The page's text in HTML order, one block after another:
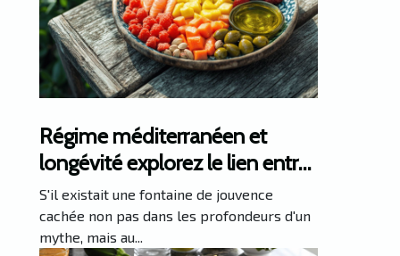
Régime méditerranéen et
longévité explorez le lien entre
diète et espérance de vie
S'il existait une fontaine de jouvence
cachée non pas dans les profondeurs d'un
mythe, mais au...